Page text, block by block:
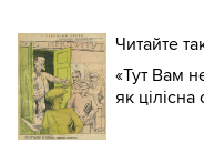
Читайте
«Тут Вам
як